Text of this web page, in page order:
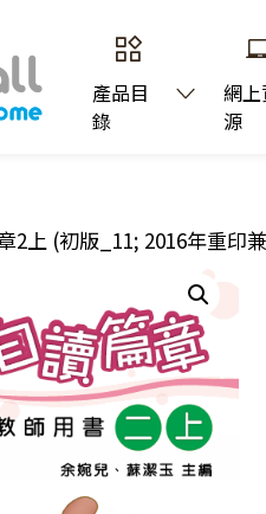
產品目
錄
網上
源
2上 (初版_11; 2016年重印